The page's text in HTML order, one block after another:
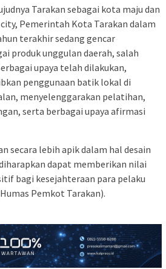
Tarakan sebagai kota maju dan
Pemerintah Kota Tarakan dalam
terakhir sedang gencar
produk unggulan daerah, salah
upaya telah dilakukan,
penggunaan batik lokal di
menyelenggarakan pelatihan,
serta berbagai upaya afirmasi
secara lebih apik dalam hal desain
dapat memberikan nilai
bagi kesejahteraan para pelaku
Pemkot Tarakan).